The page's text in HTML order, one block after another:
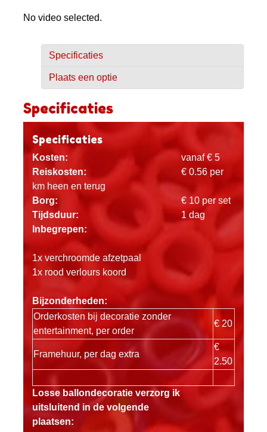
No video selected.
Specificaties
Plaats een optie
Specificaties
Specificaties
Kosten:
vanaf € 5
Reiskosten:
€ 0.56 per
km heen en terug
Borg:
€ 10 per set
Tijdsduur:
1 dag
Inbegrepen:
1x verchroomde afzetpaal
1x rood verlours koord
Bijzonderheden:
Orderkosten bij decoratie zonder
entertainment, per order
€ 20
Framehuur, per dag extra
€
2.50
Losse ballondecoratie verzorg ik
uitsluitend in de volgende
plaatsen: